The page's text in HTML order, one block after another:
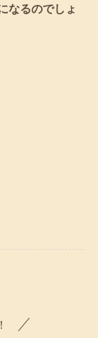
なるのでしょ